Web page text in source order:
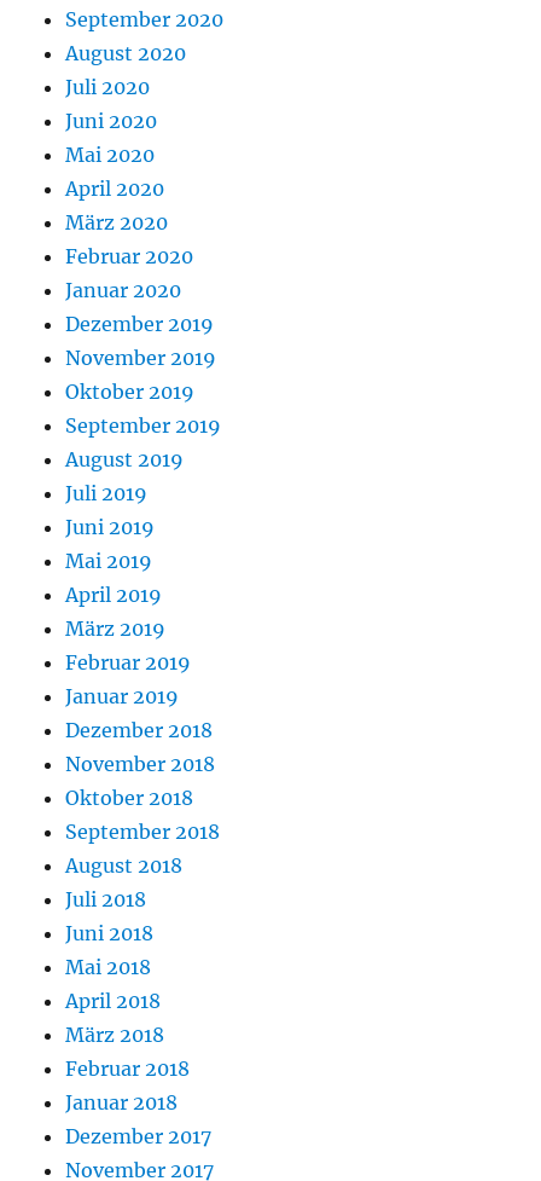
September 2020
August 2020
Juli 2020
Juni 2020
Mai 2020
April 2020
März 2020
Februar 2020
Januar 2020
Dezember 2019
November 2019
Oktober 2019
September 2019
August 2019
Juli 2019
Juni 2019
Mai 2019
April 2019
März 2019
Februar 2019
Januar 2019
Dezember 2018
November 2018
Oktober 2018
September 2018
August 2018
Juli 2018
Juni 2018
Mai 2018
April 2018
März 2018
Februar 2018
Januar 2018
Dezember 2017
November 2017